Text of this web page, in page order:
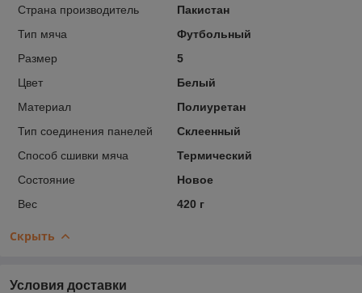
Страна производитель
Пакистан
Тип мяча
Футбольный
Размер
5
Цвет
Белый
Материал
Полиуретан
Тип соединения панелей
Склеенный
Способ сшивки мяча
Термический
Состояние
Новое
Вес
420 г
Скрыть
Условия доставки